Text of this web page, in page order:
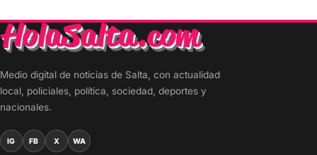
Medio digital de noticias de Salta, con actualidad
local, policiales, política, sociedad, deportes y
nacionales.
IG FB X WA